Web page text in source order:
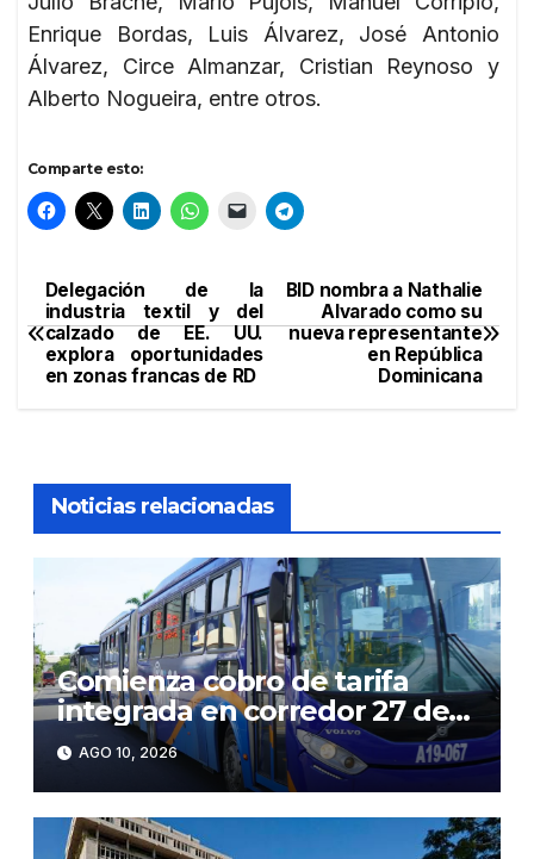
Enrique Bordas, Luis Álvarez, José Antonio
Álvarez, Circe Almanzar, Cristian Reynoso y
Alberto Nogueira, entre otros.
Comparte esto:
Navegación
de
BID nombra a Nathalie
Alvarado como su
nueva representante
en República
Dominicana
Delegación de la
industria textil y del
calzado de EE. UU.
explora oportunidades
en zonas francas de RD
Noticias relacionadas
Comienza cobro de tarifa
integrada en corredor 27 de
Febrero: RD$35 desde el
lunes
AGO 10, 2026